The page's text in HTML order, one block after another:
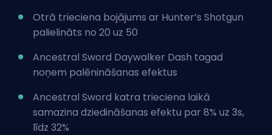
Otrā trieciena bojājums ar Hunter’s Shotgun
palielināts no 20 uz 50
Ancestral Sword Daywalker Dash tagad
noņem palēnināšanas efektus
Ancestral Sword katra trieciena laikā
samazina dziedināšanas efektu par 8% uz 3s,
līdz 32%